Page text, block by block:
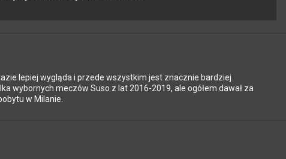
lepiej wygląda i przede wszystkim jest znacznie bardziej
wybornych meczów Suso z lat 2016-2019, ale ogółem dawał za
w Milanie.